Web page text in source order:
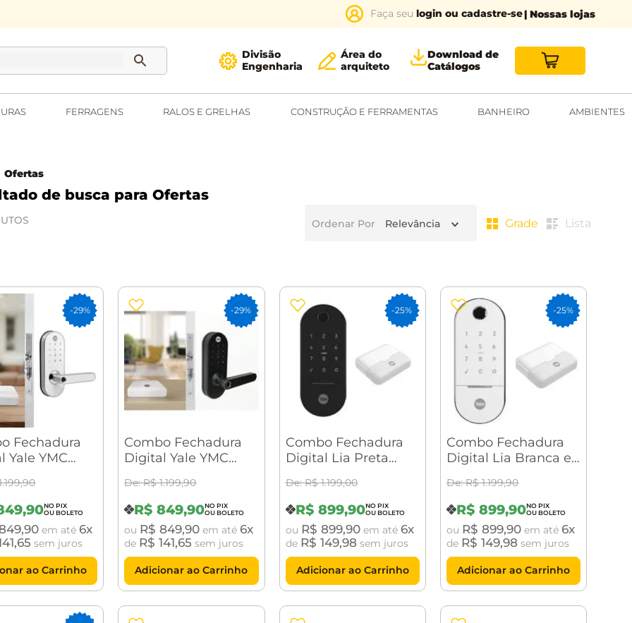
login ou cadastre-se| Nossas lojas
Divisão
Engenharia
Área do
arquiteto
Download de
Catálogos
FERRAGENS RALOS E GRELHAS CONSTRUÇÃO E FERRAMENTAS BANHEIRO AMBIENTES
Ofertas
Ofertas
Ordenar Por Relevância Grade Lista
-29%
Fechadura
Yale YMC
.199,90
,90
,90 em até 6
,65 sem juros
ao Carrinho
-29%
Combo Fechadura
Digital Yale YMC
com Yale Connect
R$ 1.199,90
R$ 849,90
ou R$ 849,90 em até6
de R$ 141,65 sem juros
Adicionar ao Carrinho
-25%
Combo Fechadura
Digital Lia Preta
R$ 1.199,00
R$ 899,90
ou R$ 899,90em até 6
de R$ 149,98sem juros
Adicionar ao Carrinho
-25%
Combo Fechadura
Digital Lia Branca e
Connect
R$ 1.199,90
R$ 899,90
ou R$ 899,90em até 6
de R$ 149,98sem juros
Adicionar ao Carrinho